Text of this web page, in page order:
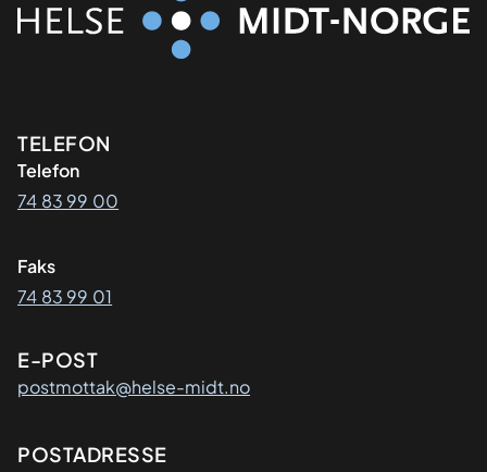
Kontaktinformasjon
TELEFON
Telefon
74 83 99 00
Faks
74 83 99 01
E-POST
postmottak@helse-midt.no
Adresse
POSTADRESSE